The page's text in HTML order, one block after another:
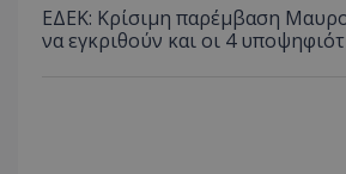
ΕΔΕΚ: Κρίσιμη παρέμβαση
να εγκριθούν και οι 4